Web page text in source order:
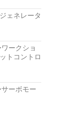
ェネレータ
ークショ
トコントロ
ーボモー